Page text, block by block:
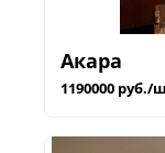
Акара
1190000 руб./